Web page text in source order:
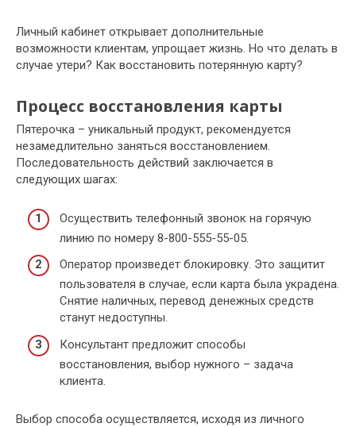
Личный кабинет открывает дополнительные
возможности клиентам, упрощает жизнь. Но что делать в
случае утери? Как восстановить потерянную карту?
Процесс восстановления карты
Пятерочка – уникальный продукт, рекомендуется
незамедлительно заняться восстановлением.
Последовательность действий заключается в
следующих шагах:
Осуществить телефонный звонок на горячую
линию по номеру 8-800-555-55-05.
Оператор произведет блокировку. Это защитит
пользователя в случае, если карта была украдена.
Снятие наличных, перевод денежных средств
станут недоступны.
Консультант предложит способы
восстановления, выбор нужного – задача
клиента.
Выбор способа осуществляется, исходя из личного